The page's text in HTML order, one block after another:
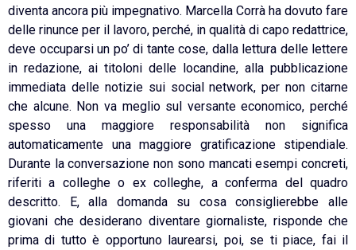
diventa ancora più impegnativo. Marcella Corrà ha dovuto fare
delle rinunce per il lavoro, perché, in qualità di capo redattrice,
deve occuparsi un po’ di tante cose, dalla lettura delle lettere
in redazione, ai titoloni delle locandine, alla pubblicazione
immediata delle notizie sui social network, per non citarne
che alcune. Non va meglio sul versante economico, perché
spesso una maggiore responsabilità non significa
automaticamente una maggiore gratificazione stipendiale.
Durante la conversazione non sono mancati esempi concreti,
riferiti a colleghe o ex colleghe, a conferma del quadro
descritto. E, alla domanda su cosa consiglierebbe alle
giovani che desiderano diventare giornaliste, risponde che
prima di tutto è opportuno laurearsi, poi, se ti piace, fai il